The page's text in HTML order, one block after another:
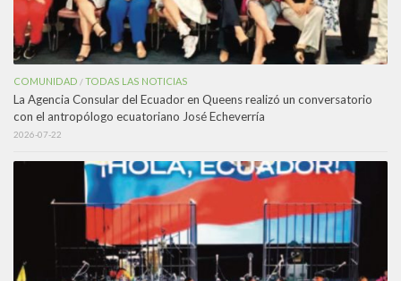
COMUNIDAD /TODAS LAS NOTICIAS
La Agencia Consular del Ecuador en Queens realizó un conversatorio
con el antropólogo ecuatoriano José Echeverría
2026-07-22